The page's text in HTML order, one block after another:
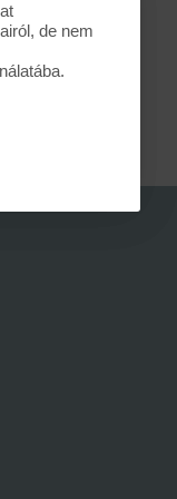
de nem